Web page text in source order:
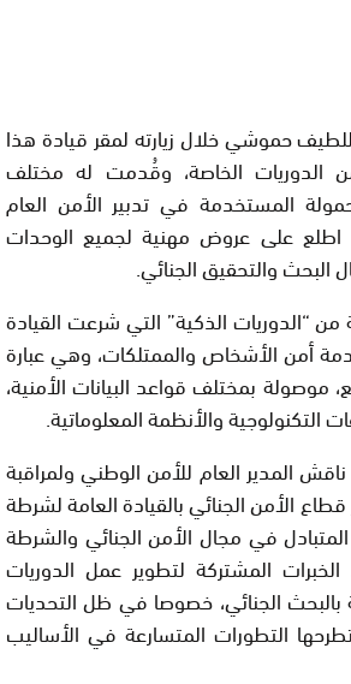
حموشي خلال زيارته لمقر قيادة هذا
الدوريات الخاصة، وقُدمت له مختلف
المستخدمة في تدبير الأمن العام
اطلع على عروض مهنية لجميع الوحدات
البحث والتحقيق الجنائي.
“الدوريات الذكية” التي شرعت القيادة
أمن الأشخاص والممتلكات، وهي عبارة
موصولة بمختلف قواعد البيانات الأمنية،
التكنولوجية والأنظمة المعلوماتية.
المدير العام للأمن الوطني ولمراقبة
الأمن الجنائي بالقيادة العامة لشرطة
في مجال الأمن الجنائي والشرطة
المشتركة لتطوير عمل الدوريات
بالبحث الجنائي، خصوصا في ظل التحديات
التطورات المتسارعة في الأساليب